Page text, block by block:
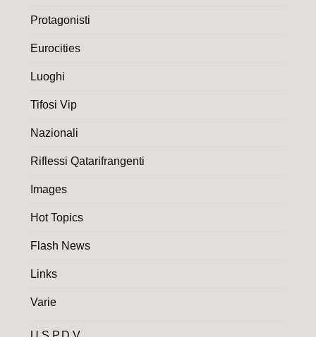
Protagonisti
Eurocities
Luoghi
Tifosi Vip
Nazionali
Riflessi Qatarifrangenti
Images
Hot Topics
Flash News
Links
Varie